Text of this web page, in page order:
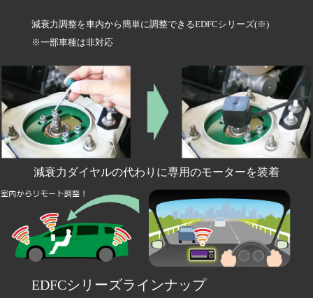
減衰力調整を車内から簡単に調整できるEDFCシリーズ(※)
※一部車種は非対応
減衰力ダイヤルの代わりに専用のモーターを装着
EDFCシリーズラインナップ